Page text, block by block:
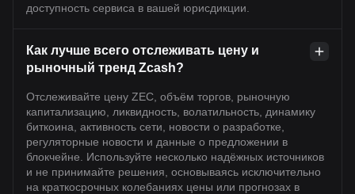
доступность сервиса в вашей юрисдикции.
Как лучше всего отслеживать цену и
рыночный тренд Zcash?
Отслеживайте цену ZEC, объём торгов, рыночную
капитализацию, ликвидность, волатильность, динамику
биткоина, активность сети, новости о разработке,
регуляторные новости и данные о предложении в
блокчейне. Используйте несколько надёжных источников
и не принимайте решения, основываясь исключительно
на краткосрочных колебаниях цены или прогнозах в